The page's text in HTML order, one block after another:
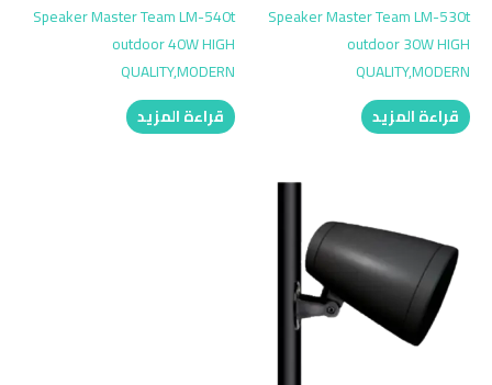
Speaker Master Team LM-530t
outdoor 30W HIGH
QUALITY,MODERN
قراءة المزيد
Speaker Master Team LM-540t
outdoor 40W HIGH
QUALITY,MODERN
قراءة المزيد